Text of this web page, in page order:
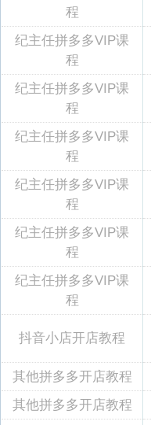
程
纪主任拼多多VIP课
程
纪主任拼多多VIP课
程
纪主任拼多多VIP课
程
纪主任拼多多VIP课
程
纪主任拼多多VIP课
程
纪主任拼多多VIP课
程
抖音小店开店教程
其他拼多多开店教程
其他拼多多开店教程